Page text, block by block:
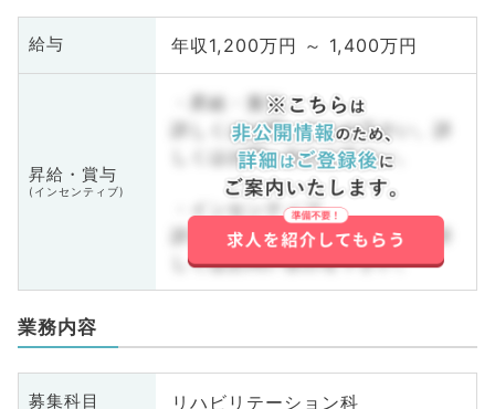
給与 年収1,200万円 ～ 1,400万円
昇給・賞与
(インセンティブ)
・昇給・賞与
詳しくはお問い合わせ下さい。詳
しくはお問い合わせ下さい。
・インセンティブ
詳しくはお問い合わせ下さい。詳
しくはお問い合わせ下さい。
業務内容
募集科目 リハビリテーション科